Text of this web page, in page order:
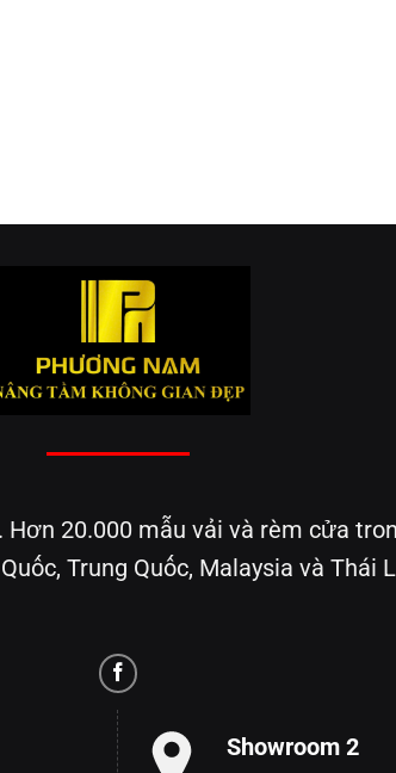
20.000 mẫu vải và rèm cửa
Trung Quốc, Malaysia và Thái
Showroom 2